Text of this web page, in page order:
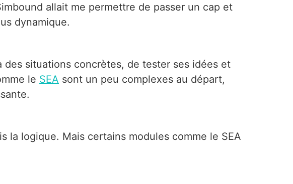
allait me permettre de passer un cap et
dynamique.
des situations concrètes, de tester ses idées et
le SEA sont un peu complexes au départ,
la logique. Mais certains modules comme le SEA